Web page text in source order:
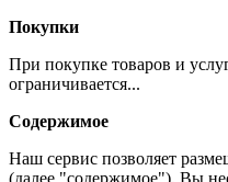
Покупки
При покупке товаров и
ограничивается...
Содержимое
Наш сервис позволяет
(далее "содержимое"). Вы